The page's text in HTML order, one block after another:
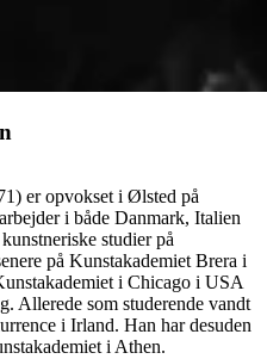
er opvokset i Ølsted på
i både Danmark, Italien
studier på
på Kunstakademiet Brera i
i Chicago i USA
Allerede som studerende vandt
i Irland. Han har desuden
i Athen.